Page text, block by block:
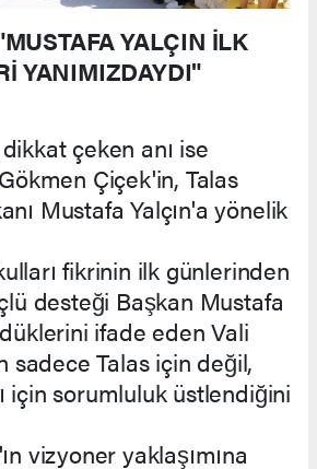
YALÇIN İLK
YANIMIZDAYDI"
çeken anı ise
Çiçek'in, Talas
Mustafa Yalçın'a yönelik
fikrinin ilk günlerinden
desteği Başkan Mustafa
ifade eden Vali
sadece Talas için değil,
için sorumluluk üstlendiğini
vizyoner yaklaşımına